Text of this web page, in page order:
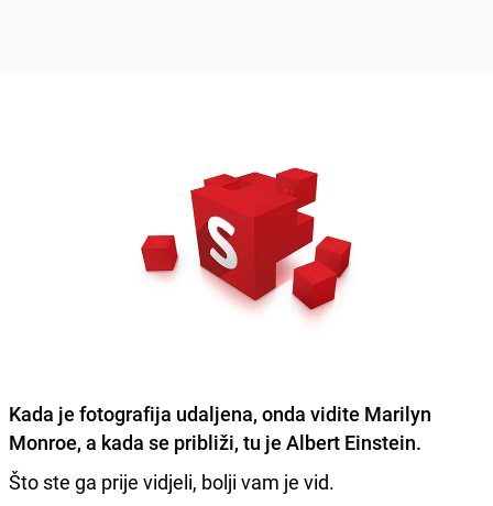
Kada je fotografija udaljena, onda vidite Marilyn
Monroe, a kada se približi, tu je Albert Einstein.
Što ste ga prije vidjeli, bolji vam je vid.